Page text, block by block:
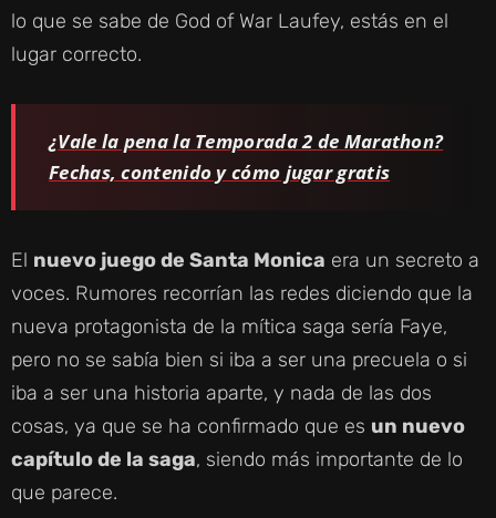
lo que se sabe de God of War Laufey, estás en el
lugar correcto.
¿Vale la pena la Temporada 2 de Marathon?
Fechas, contenido y cómo jugar gratis
El nuevo juego de Santa Monica era un secreto a
voces. Rumores recorrían las redes diciendo que la
nueva protagonista de la mítica saga sería Faye,
pero no se sabía bien si iba a ser una precuela o si
iba a ser una historia aparte, y nada de las dos
cosas, ya que se ha confirmado que es un nuevo
capítulo de la saga, siendo más importante de lo
que parece.